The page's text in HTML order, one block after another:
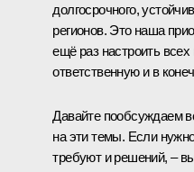
долгосрочного,
регионов. Это наша
ещё раз настроить
ответственную и в
Давайте пообсуждаем
на эти темы. Если
требуют и решений, –